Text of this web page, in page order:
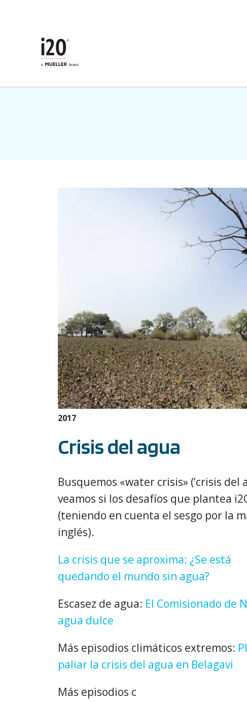
2017
Crisis del agua
Busquemos «water crisis» (‘crisis del
veamos si los desafíos que plantea
(teniendo en cuenta el sesgo por la
inglés).
La crisis que se aproxima: ¿Se está
quedando el mundo sin agua?
Escasez de agua: El Comisionado de
agua dulce
Más episodios climáticos extremos:
paliar la crisis del agua en Belagavi
Más episodios c